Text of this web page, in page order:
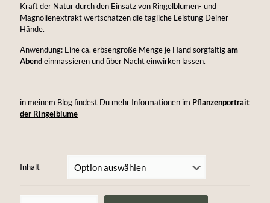
Kraft der Natur durch den Einsatz von Ringelblumen- und
Magnolienextrakt wertschätzen die tägliche Leistung Deiner
Hände.
Anwendung: Eine ca. erbsengroße Menge je Hand sorgfältigam
Abendeinmassieren und über Nacht einwirken lassen.
in meinem Blog findest Du mehr Informationen im Pflanzenportrait
der Ringelblume
Inhalt